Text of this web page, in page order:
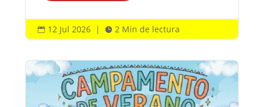
 12 Jul 2026 |  2 Min de lectura